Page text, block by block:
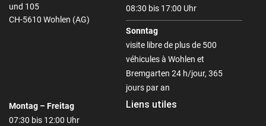
und 105
CH-5610 Wohlen (AG)
08:30 bis 17:00 Uhr
Sonntag
visite libre de plus de 500
véhicules à Wohlen et
Bremgarten 24 h/jour, 365
jours par an
Montag – Freitag
07:30 bis 12:00 Uhr
Liens utiles